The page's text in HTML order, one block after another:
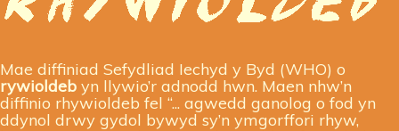
Mae diffiniad Sefydliad Iechyd y Byd (WHO) o
rywioldeb yn llywio’r adnodd hwn. Maen nhw’n
diffinio rhywioldeb fel “... agwedd ganolog o fod yn
ddynol drwy gydol bywyd sy’n ymgorffori rhyw,